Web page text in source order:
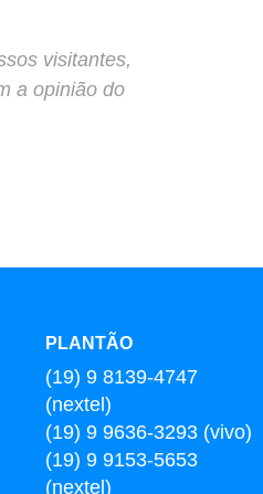
visitantes,
a opinião do
PLANTÃO
(19) 9 8139-4747
(nextel)
(19) 9 9636-3293 (vivo)
(19) 9 9153-5653
(nextel)